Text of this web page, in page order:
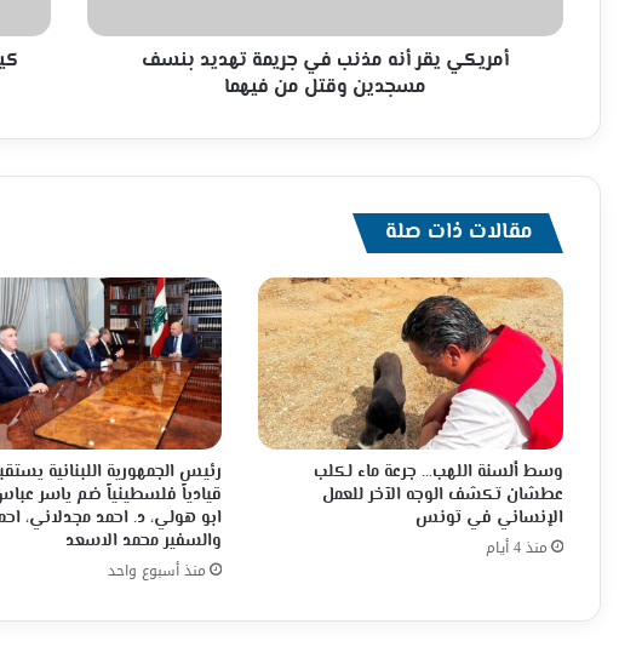
مسجدين
أمريكي يقر أنه مذنب في جريمة تهديد بنسف
مسجدين وقتل من فيهما
الخارج؟
مقالات ذات صلة
وسط ألسنة اللهب… جرعة ماء لكلب
عطشان تكشف الوجه الآخر للعمل
الإنساني في تونس
منذ 4 أيام
رئيس الجمهورية اللبنانية
قيادياً فلسطينياً ضم ياسر
ابو هولي، د. احمد مجدلاني،
والسفير محمد الاسعد
منذ أسبوع واحد